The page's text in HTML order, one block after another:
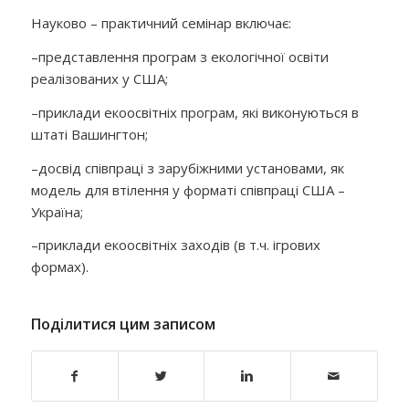
Науково – практичний семінар включає:
–представлення програм з екологічної освіти
реалізованих у США;
–приклади екоосвітніх програм, які виконуються в
штаті Вашингтон;
–досвід співпраці з зарубіжними установами, як
модель для втілення у форматі співпраці США –
Україна;
–приклади екоосвітніх заходів (в т.ч. ігрових
формах).
Поділитися цим записом